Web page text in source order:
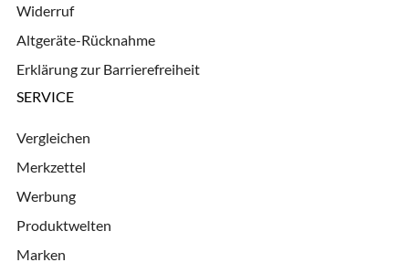
Widerruf
Altgeräte-Rücknahme
Erklärung zur Barrierefreiheit
SERVICE
Vergleichen
Merkzettel
Werbung
Produktwelten
Marken